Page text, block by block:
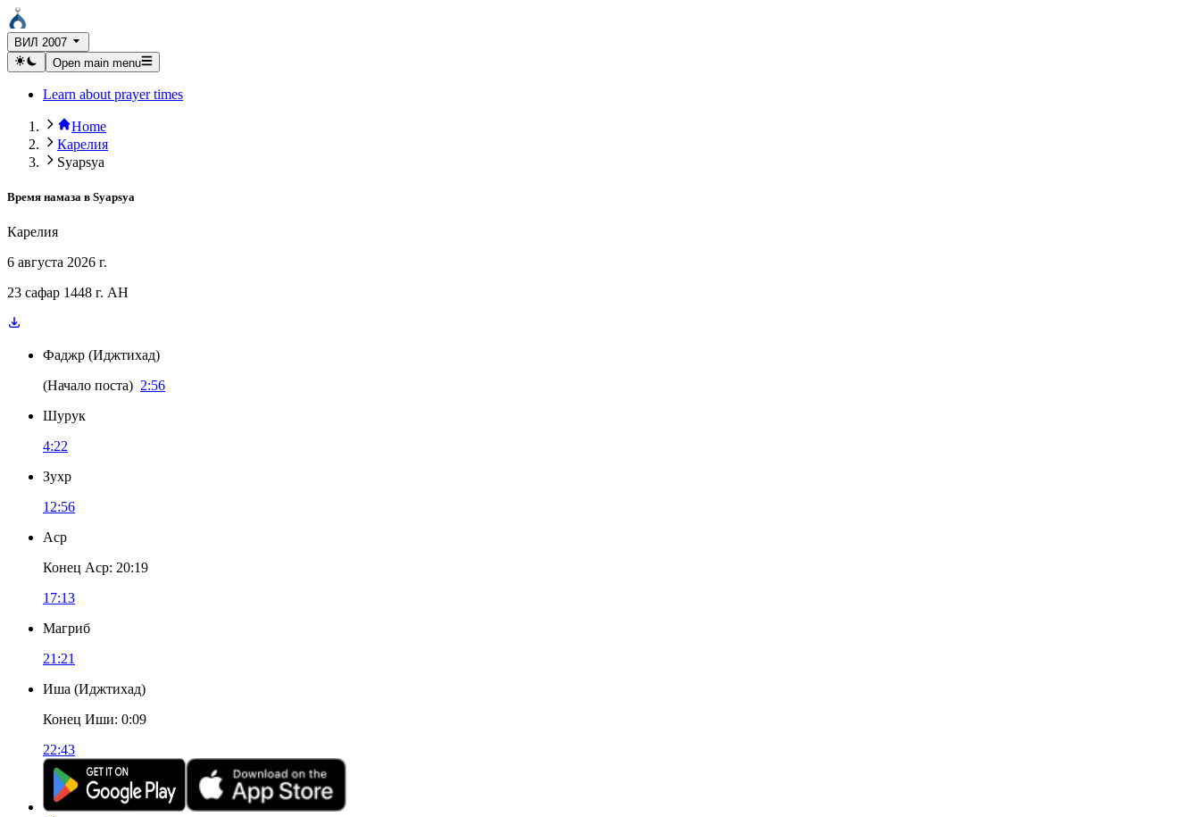
ВИЛ 2007
Open main menu
Learn about prayer times
Home
Карелия
Syapsya
Время намаза в Syapsya
Карелия
6 августа 2026 г.
23 сафар 1448 г. AH
Фаджр (Иджтихад)
(Начало поста) 2:56
Шурук
4:22
Зухр
12:56
Аср
Конец Аср: 20:19
17:13
Магриб
21:21
Иша (Иджтихад)
Конец Иши: 0:09
22:43